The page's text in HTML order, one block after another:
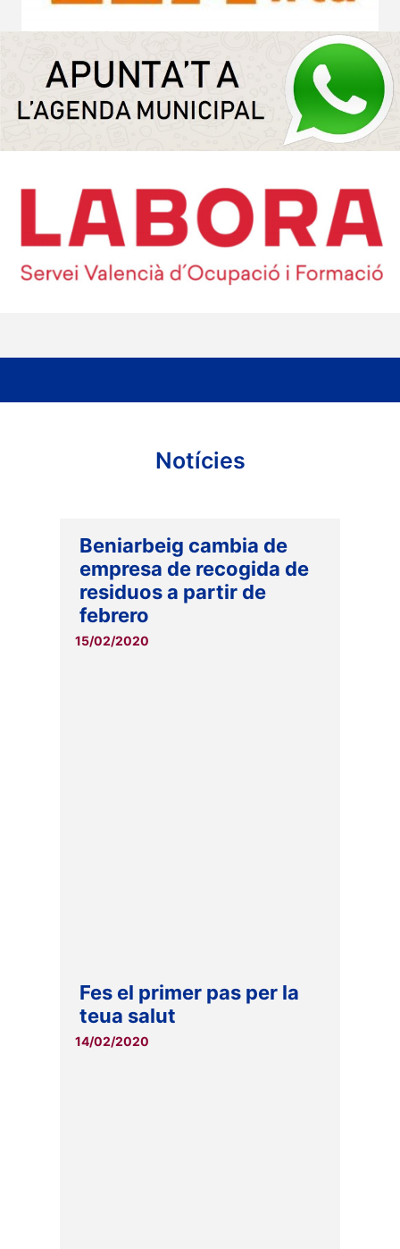
Notícies
Beniarbeig cambia de
empresa de recogida de
residuos a partir de
febrero
15/02/2020
Fes el primer pas per la
teua salut
14/02/2020